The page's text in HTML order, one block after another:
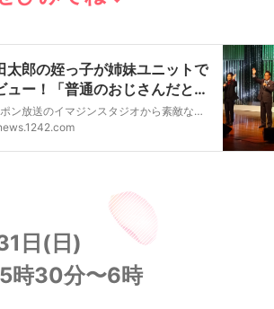
太郎の姪っ子が姉妹ユニットで
ュー！「普通のおじさんだと思
ら、すごい歌手でびっくり！」
ニッポン放送のイマジンスタジオから素敵なゲストをお招きしてライブショーをお届けする『中山秀征の有楽町で逢いまSHOW♪』（毎週日曜朝5時30分～／司会：中山秀征・アシスタント：石川みゆき）。1月31日…
日(日)
時30分〜6時